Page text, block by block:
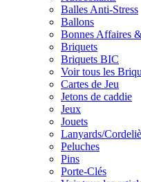
Balles Anti-Stress
Ballons
Bonnes Affaires
Briquets
Briquets BIC
Voir tous les
Cartes de Jeu
Jetons de caddie
Jeux
Jouets
Lanyards/
Peluches
Pins
Porte-Clés